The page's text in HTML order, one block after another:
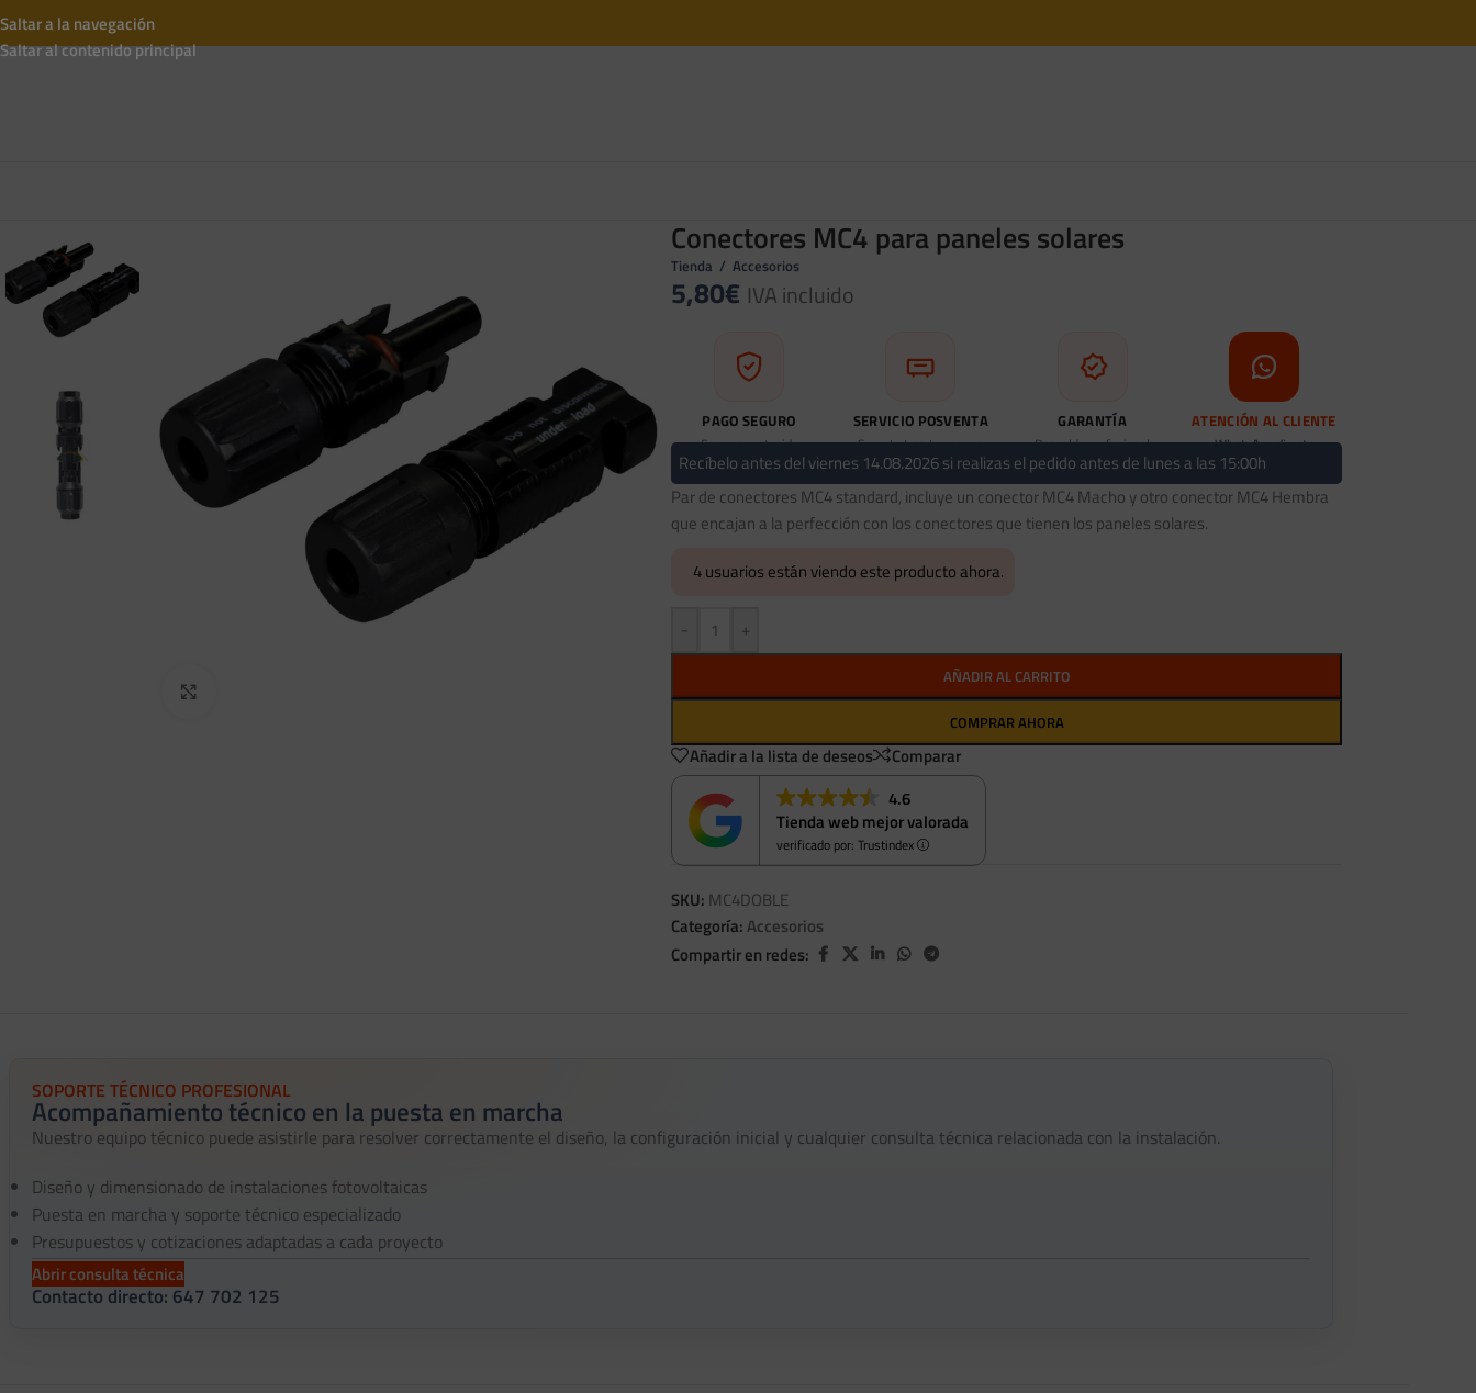
Saltar a la navegación
Saltar al contenido principal
Conectores MC4 para paneles solares
Tienda / Accesorios
5,80€ IVA incluido
PAGO SEGURO
Compra protegida
SERVICIO POSVENTA
Soporte tras tu compra
GARANTÍA
Respaldo profesional
ATENCIÓN AL CLIENTE
WhatsApp directo
Recíbelo antes del viernes 14.08.2026 si realizas el pedido antes de lunes a las 15:00h
Par de conectores MC4 standard, incluye un conector MC4 Macho y otro conector MC4 Hembra
que encajan a la perfección con los conectores que tienen los paneles solares.
4usuarios están viendo este producto ahora.
- +
AÑADIR AL CARRITO
COMPRAR AHORA
Añadir a la lista de deseos
Comparar
4.6
Tienda web mejor valorada
verificado por: Trustindex
SKU: MC4DOBLE
Categoría:Accesorios
Compartir en redes:
SOPORTE TÉCNICO PROFESIONAL
Acompañamiento técnico en la puesta en marcha
Nuestro equipo técnico puede asistirle para resolver correctamente el diseño, la configuración inicial y cualquier consulta técnica relacionada con la instalación.
Diseño y dimensionado de instalaciones fotovoltaicas
Puesta en marcha y soporte técnico especializado
Presupuestos y cotizaciones adaptadas a cada proyecto
Abrir consulta técnica
Contacto directo: 647 702 125